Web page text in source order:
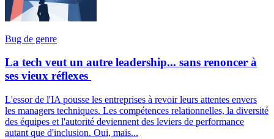
Bug de genre
La tech veut un autre leadership... sans renoncer à
ses vieux réflexes
L'essor de l'IA pousse les entreprises à revoir leurs attentes envers
les managers techniques. Les compétences relationnelles, la diversité
des équipes et l'autorité deviennent des leviers de performance
autant que d'inclusion. Oui, mais...